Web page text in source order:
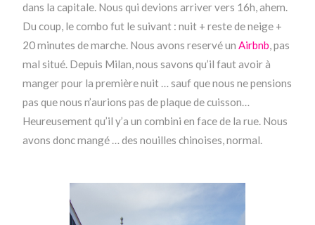
dans la capitale. Nous qui devions arriver vers 16h, ahem.
Du coup, le combo fut le suivant : nuit + reste de neige +
20 minutes de marche. Nous avons reservé unAirbnb, pas
mal situé. Depuis Milan, nous savons qu’il faut avoir à
manger pour la première nuit … sauf que nous ne pensions
pas que nous n’aurions pas de plaque de cuisson…
Heureusement qu’il y’a un combini en face de la rue. Nous
avons donc mangé … des nouilles chinoises, normal.